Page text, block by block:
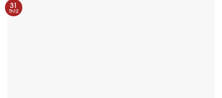
31
Th12